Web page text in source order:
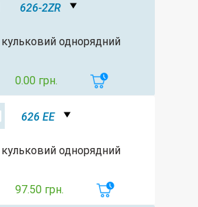
626-2ZR
однорядний
0.00 грн.
626 EE
однорядний
97.50 грн.